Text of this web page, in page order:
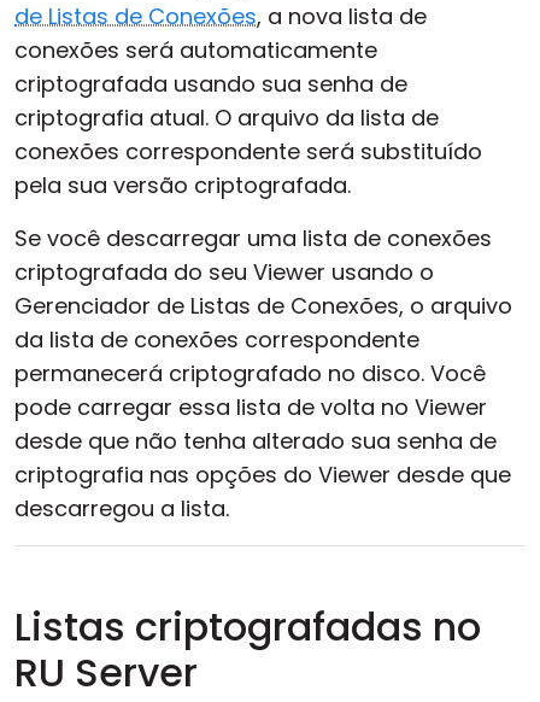
de Listas de Conexões, a nova lista de
conexões será automaticamente
criptografada usando sua senha de
criptografia atual. O arquivo da lista de
conexões correspondente será substituído
pela sua versão criptografada.
Se você descarregar uma lista de conexões
criptografada do seu Viewer usando o
Gerenciador de Listas de Conexões, o arquivo
da lista de conexões correspondente
permanecerá criptografado no disco. Você
pode carregar essa lista de volta no Viewer
desde que não tenha alterado sua senha de
criptografia nas opções do Viewer desde que
descarregou a lista.
Listas criptografadas no
RU Server